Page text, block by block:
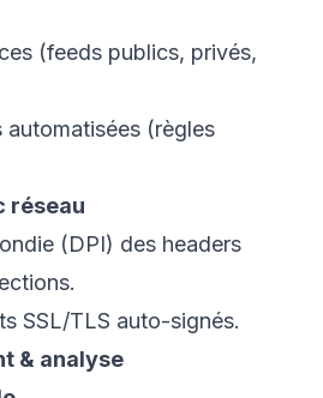
(feeds publics, privés,
automatisées (règles
réseau
(DPI) des headers
SSL/TLS auto-signés.
& analyse